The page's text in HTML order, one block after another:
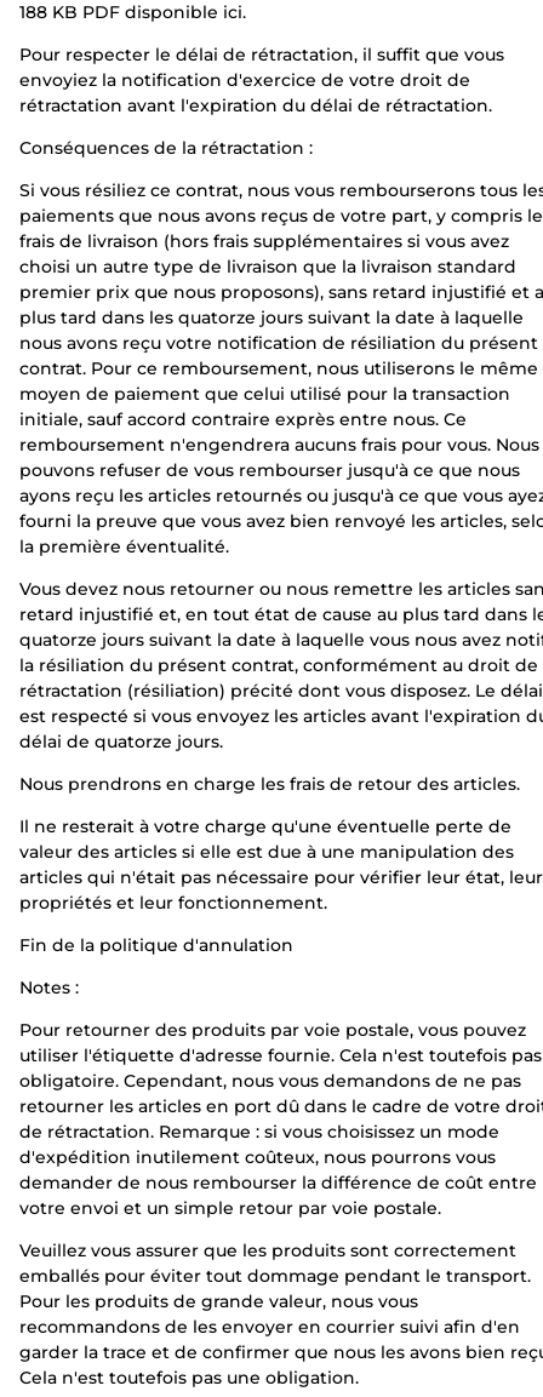
188 KB PDF disponible ici.
Pour respecter le délai de rétractation, il suffit que vous
envoyiez la notification d'exercice de votre droit de
rétractation avant l'expiration du délai de rétractation.
Conséquences de la rétractation :
Si vous résiliez ce contrat, nous vous rembourserons tous
paiements que nous avons reçus de votre part, y compris
frais de livraison (hors frais supplémentaires si vous avez
choisi un autre type de livraison que la livraison standard
premier prix que nous proposons), sans retard injustifié et
plus tard dans les quatorze jours suivant la date à laquelle
nous avons reçu votre notification de résiliation du présent
contrat. Pour ce remboursement, nous utiliserons le même
moyen de paiement que celui utilisé pour la transaction
initiale, sauf accord contraire exprès entre nous. Ce
remboursement n'engendrera aucuns frais pour vous. Nous
pouvons refuser de vous rembourser jusqu'à ce que nous
ayons reçu les articles retournés ou jusqu'à ce que vous
fourni la preuve que vous avez bien renvoyé les articles,
la première éventualité.
Vous devez nous retourner ou nous remettre les articles
retard injustifié et, en tout état de cause au plus tard dans
quatorze jours suivant la date à laquelle vous nous avez
la résiliation du présent contrat, conformément au droit de
rétractation (résiliation) précité dont vous disposez. Le délai
est respecté si vous envoyez les articles avant l'expiration
délai de quatorze jours.
Nous prendrons en charge les frais de retour des articles.
Il ne resterait à votre charge qu'une éventuelle perte de
valeur des articles si elle est due à une manipulation des
articles qui n'était pas nécessaire pour vérifier leur état,
propriétés et leur fonctionnement.
Fin de la politique d'annulation
Notes :
Pour retourner des produits par voie postale, vous pouvez
utiliser l'étiquette d'adresse fournie. Cela n'est toutefois pas
obligatoire. Cependant, nous vous demandons de ne pas
retourner les articles en port dû dans le cadre de votre
de rétractation. Remarque : si vous choisissez un mode
d'expédition inutilement coûteux, nous pourrons vous
demander de nous rembourser la différence de coût entre
votre envoi et un simple retour par voie postale.
Veuillez vous assurer que les produits sont correctement
emballés pour éviter tout dommage pendant le transport.
Pour les produits de grande valeur, nous vous
recommandons de les envoyer en courrier suivi afin d'en
garder la trace et de confirmer que nous les avons bien
Cela n'est toutefois pas une obligation.